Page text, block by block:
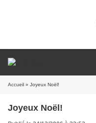
Accueil » Joyeux Noël!
Joyeux Noël!